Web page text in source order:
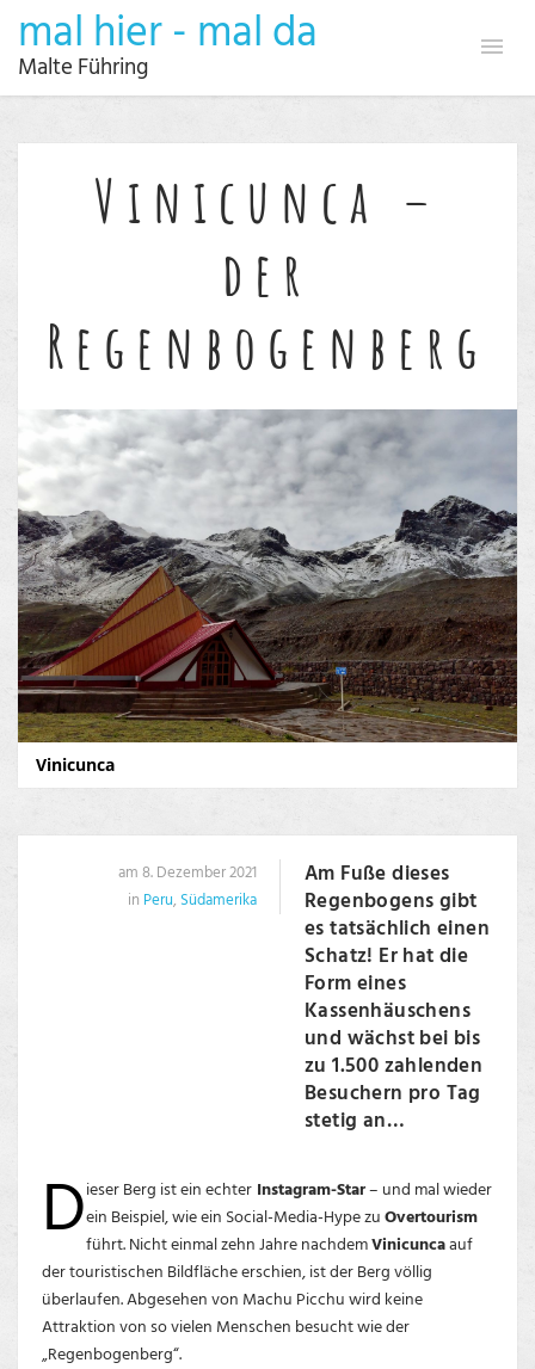
mal hier - mal da
Malte Führing
Vinicunca –
der
Regenbogenberg
Vinicunca
am 8. Dezember 2021
in Peru, Südamerika
Am Fuße dieses
Regenbogens gibt
es tatsächlich einen
Schatz! Er hat die
Form eines
Kassenhäuschens
und wächst bei bis
zu 1.500 zahlenden
Besuchern pro Tag
stetig an…
Dieser Berg ist ein echter Instagram-Star– und mal wieder
ein Beispiel, wie ein Social-Media-Hype zuOvertourism
führt. Nicht einmal zehn Jahre nachdemVinicuncaauf
der touristischen Bildfläche erschien, ist der Berg völlig
überlaufen. Abgesehen von Machu Picchu wird keine
Attraktion von so vielen Menschen besucht wie der
„Regenbogenberg“.